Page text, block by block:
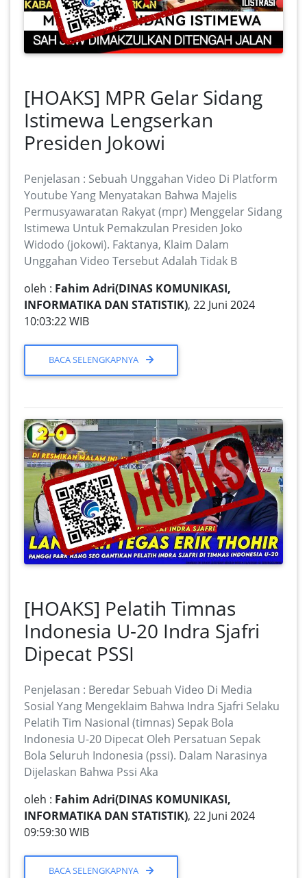
[HOAKS] MPR Gelar Sidang
Istimewa Lengserkan
Presiden Jokowi
Penjelasan : Sebuah Unggahan Video Di Platform
Youtube Yang Menyatakan Bahwa Majelis
Permusyawaratan Rakyat (mpr) Menggelar Sidang
Istimewa Untuk Pemakzulan Presiden Joko
Widodo (jokowi). Faktanya, Klaim Dalam
Unggahan Video Tersebut Adalah Tidak B
oleh : Fahim Adri(DINAS KOMUNIKASI,
INFORMATIKA DAN STATISTIK), 22 Juni 2024
10:03:22 WIB
BACA SELENGKAPNYA
[HOAKS] Pelatih Timnas
Indonesia U-20 Indra Sjafri
Dipecat PSSI
Penjelasan : Beredar Sebuah Video Di Media
Sosial Yang Mengeklaim Bahwa Indra Sjafri Selaku
Pelatih Tim Nasional (timnas) Sepak Bola
Indonesia U-20 Dipecat Oleh Persatuan Sepak
Bola Seluruh Indonesia (pssi). Dalam Narasinya
Dijelaskan Bahwa Pssi Aka
oleh : Fahim Adri(DINAS KOMUNIKASI,
INFORMATIKA DAN STATISTIK), 22 Juni 2024
09:59:30 WIB
BACA SELENGKAPNYA